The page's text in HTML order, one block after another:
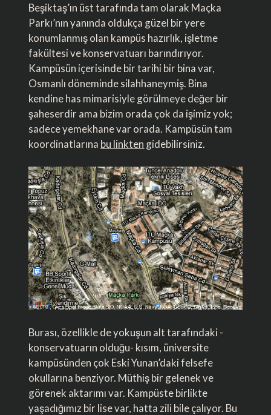
Beşiktaş’ın üst tarafında tam olarak Maçka
Parkı’nın yanında oldukça güzel bir yere
konumlanmış olan kampüs hazırlık, işletme
fakültesi ve konservatuarı barındırıyor.
Kampüsün içerisinde bir tarihi bir bina var,
Osmanlı döneminde silahhaneymiş. Bina
kendine has mimarisiyle görülmeye değer bir
şaheserdir ama bizim orada çok da işimiz yok;
sadece yemekhane var orada. Kampüsün tam
koordinatlarına bu linkten gidebilirsiniz.
Burası, özellikle de yokuşun alt tarafındaki -
konservatuarın olduğu- kısım, üniversite
kampüsünden çok Eski Yunan’daki felsefe
okullarına benziyor. Müthiş bir gelenek ve
görenek aktarımı var. Kampüste birlikte
yaşadığımız bir lise var, hatta zili bile çalıyor. Bu